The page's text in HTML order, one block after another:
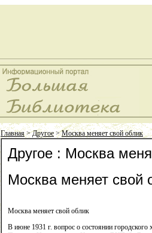
Главная>Другое>Москва меняет свой облик
Другое : Москва
Москва меняет свой
Москва меняет свой облик
В июне 1931 г. вопрос о состоянии городского